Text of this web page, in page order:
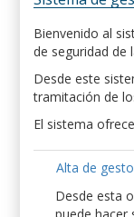
Bienvenido al
de seguridad de
Desde este
tramitación de
El sistema
Alta de
Desde esta